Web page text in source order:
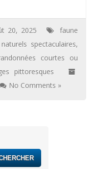
20, 2025
faune
spectaculaires,
courtes ou
pittoresques
No Comments »